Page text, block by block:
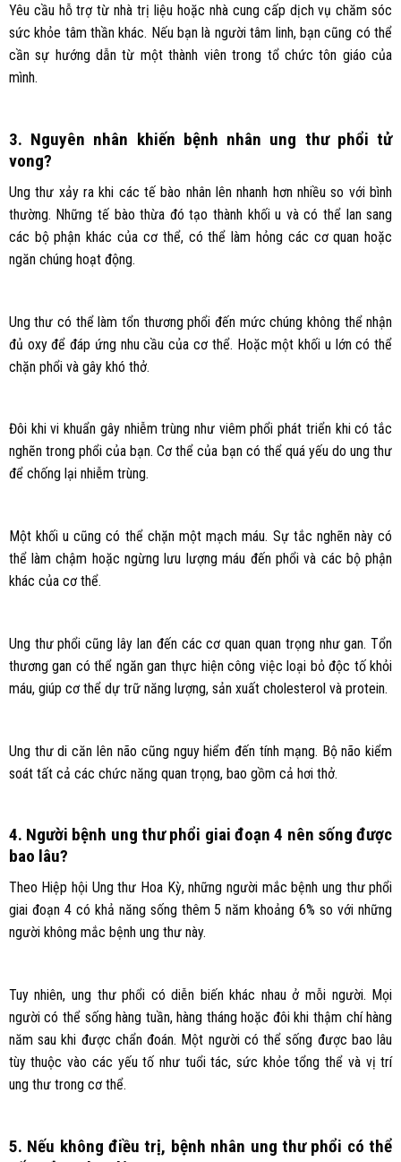
Yêu cầu hỗ trợ từ nhà trị liệu hoặc nhà cung cấp dịch vụ chăm sóc
sức khỏe tâm thần khác. Nếu bạn là người tâm linh, bạn cũng có thể
cần sự hướng dẫn từ một thành viên trong tổ chức tôn giáo của
mình.
3. Nguyên nhân khiến bệnh nhân ung thư phổi tử
vong?
Ung thư xảy ra khi các tế bào nhân lên nhanh hơn nhiều so với bình
thường. Những tế bào thừa đó tạo thành khối u và có thể lan sang
các bộ phận khác của cơ thể, có thể làm hỏng các cơ quan hoặc
ngăn chúng hoạt động.
Ung thư có thể làm tổn thương phổi đến mức chúng không thể nhận
đủ oxy để đáp ứng nhu cầu của cơ thể. Hoặc một khối u lớn có thể
chặn phổi và gây khó thở.
Đôi khi vi khuẩn gây nhiễm trùng như viêm phổi phát triển khi có tắc
nghẽn trong phổi của bạn. Cơ thể của bạn có thể quá yếu do ung thư
để chống lại nhiễm trùng.
Một khối u cũng có thể chặn một mạch máu. Sự tắc nghẽn này có
thể làm chậm hoặc ngừng lưu lượng máu đến phổi và các bộ phận
khác của cơ thể.
Ung thư phổi cũng lây lan đến các cơ quan quan trọng như gan. Tổn
thương gan có thể ngăn gan thực hiện công việc loại bỏ độc tố khỏi
máu, giúp cơ thể dự trữ năng lượng, sản xuất cholesterol và protein.
Ung thư di căn lên não cũng nguy hiểm đến tính mạng. Bộ não kiểm
soát tất cả các chức năng quan trọng, bao gồm cả hơi thở.
4. Người bệnh ung thư phổi giai đoạn 4 nên sống được
bao lâu?
Theo Hiệp hội Ung thư Hoa Kỳ, những người mắc bệnh ung thư phổi
giai đoạn 4 có khả năng sống thêm 5 năm khoảng 6% so với những
người không mắc bệnh ung thư này.
Tuy nhiên, ung thư phổi có diễn biến khác nhau ở mỗi người. Mọi
người có thể sống hàng tuần, hàng tháng hoặc đôi khi thậm chí hàng
năm sau khi được chẩn đoán. Một người có thể sống được bao lâu
tùy thuộc vào các yếu tố như tuổi tác, sức khỏe tổng thể và vị trí
ung thư trong cơ thể.
5. Nếu không điều trị, bệnh nhân ung thư phổi có thể